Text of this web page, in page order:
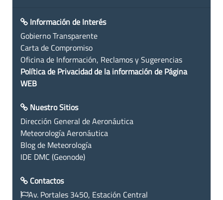
Información de Interés
Gobierno Transparente
Carta de Compromiso
Oficina de Información, Reclamos y Sugerencias
Política de Privacidad de la información de Página
WEB
Nuestro Sitios
Dirección General de Aeronáutica
Meteorología Aeronáutica
Blog de Meteorología
IDE DMC (Geonode)
Contactos
Av. Portales 3450, Estación Central